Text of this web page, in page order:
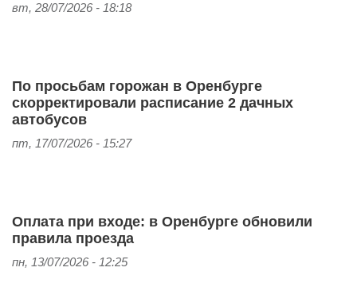
вт, 28/07/2026 - 18:18
По просьбам горожан в Оренбурге
скорректировали расписание 2 дачных
автобусов
пт, 17/07/2026 - 15:27
Оплата при входе: в Оренбурге обновили
правила проезда
пн, 13/07/2026 - 12:25